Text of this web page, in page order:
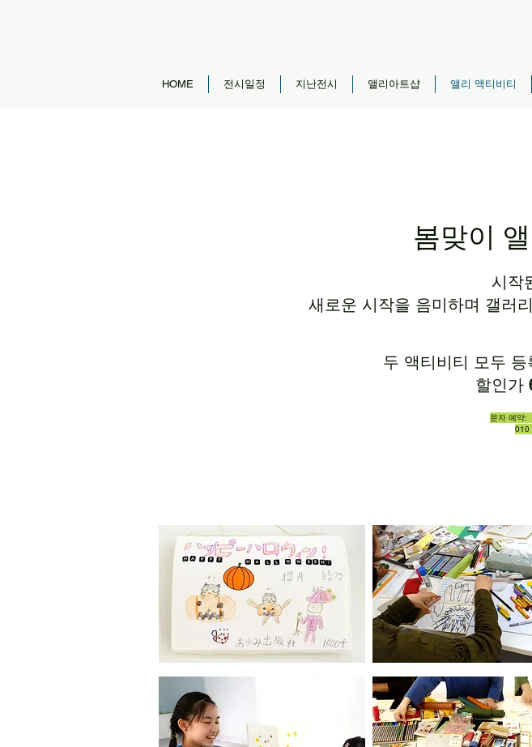
HOME 전시일정 지난전시 앨리아트샵 앨리 액티비티
봄맞이
시작
새로운 시작을 음미하며 갤러
두 액티비티 모두
할인가
문자 예약:
010